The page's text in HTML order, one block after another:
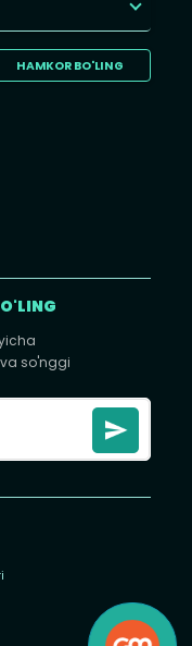
HAMKOR BO'LING
so'nggi